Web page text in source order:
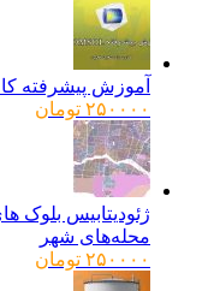
آموزش پیشرفته
۲۵۰۰۰۰ تومان
محله‌های شهر
۲۵۰۰۰۰ تومان